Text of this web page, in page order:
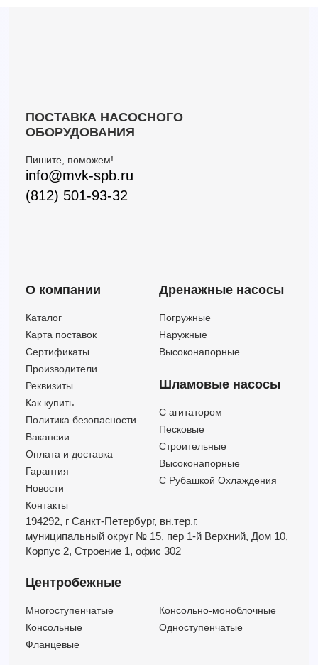
ПОСТАВКА НАСОСНОГО
ОБОРУДОВАНИЯ
Пишите, поможем!
info@mvk-spb.ru
(812) 501-93-32
О компании
Каталог
Карта поставок
Сертификаты
Производители
Реквизиты
Как купить
Политика безопасности
Вакансии
Оплата и доставка
Гарантия
Новости
Контакты
Дренажные насосы
Погружные
Наружные
Высоконапорные
Шламовые насосы
C агитатором
Песковые
Строительные
Высоконапорные
С Рубашкой Охлаждения
194292, г Санкт-Петербург, вн.тер.г.
муниципальный округ № 15, пер 1-й Верхний, Дом 10,
Корпус 2, Строение 1, офис 302
Центробежные
Многоступенчатые
Консольно-моноблочные
Консольные
Одноступенчатые
Фланцевые